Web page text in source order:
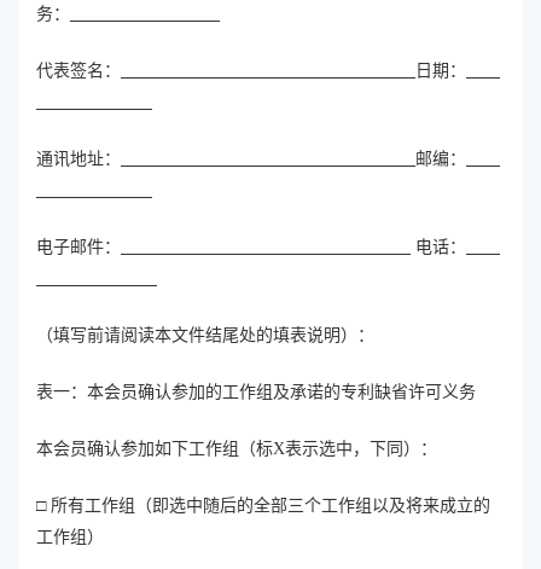
务：
代表签名： 日期：
通讯地址： 邮编：
电子邮件： 电话：
（填写前请阅读本文件结尾处的填表说明）：
表一：本会员确认参加的工作组及承诺的专利缺省许可义务
本会员确认参加如下工作组（标X表示选中，下同）：
□ 所有工作组（即选中随后的全部三个工作组以及将来成立的
工作组）